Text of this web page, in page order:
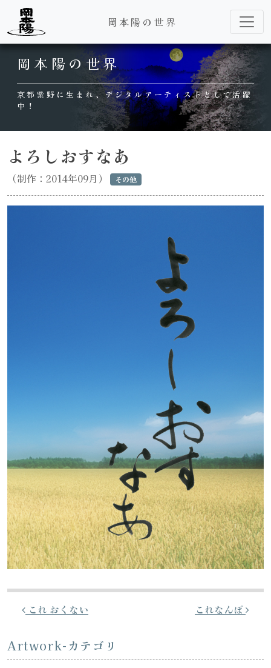
Main Navigation
岡本陽の世界
岡本陽の世界
京都紫野に生まれ、デジタルアーティストとして活躍
中！
よろしおすなあ
（制作：2014年09月） その他
投稿ナビゲーション
これ おくない これなんぼ
Artwork-カテゴリ